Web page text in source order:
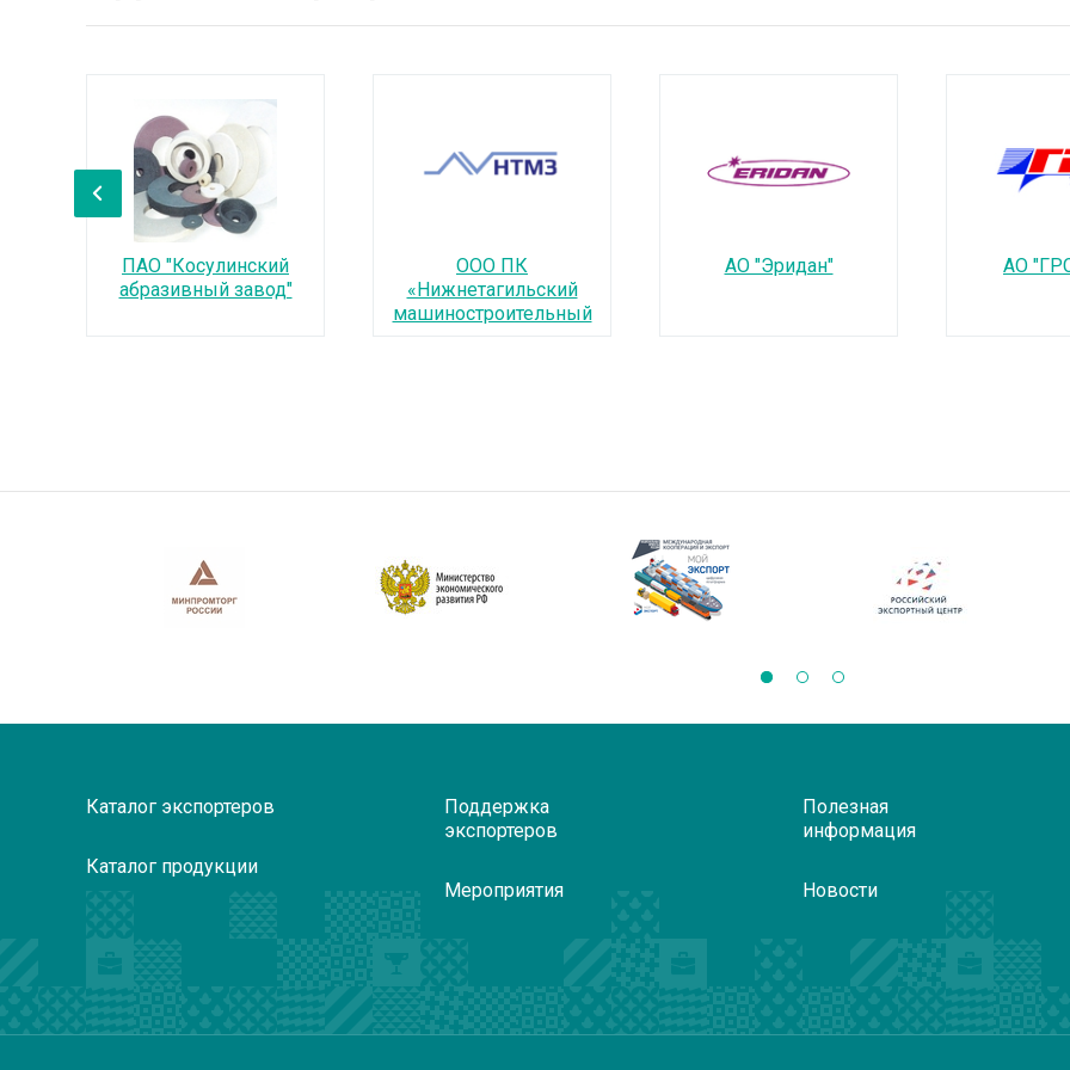
ПАО "Косулинский
абразивный завод"
ООО ПК
«Нижнетагильский
машиностроительный
АО "Эридан" АО
Каталог экспортеров
Каталог продукции
Поддержка
экспортеров
Мероприятия
Полезная
информация
Новости